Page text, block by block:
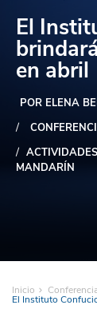
El
en abril
POR ELENA
MANDARÍN
Inicio
El Instituto